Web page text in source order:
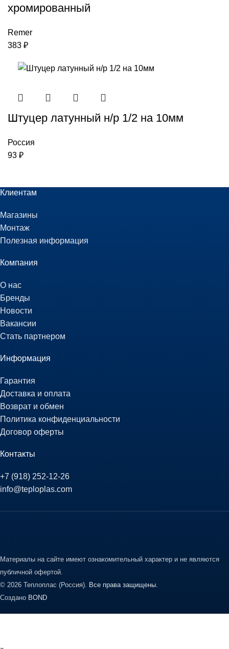
хромированный
Remer
383 ₽
Штуцер латунный н/р 1/2 на 10мм
Россия
93 ₽
Клиентам
Магазины
Монтаж
Полезная информация
Компания
О нас
Бренды
Новости
Вакансии
Стать партнером
Информация
Гарантия
Доставка и оплата
Возврат и обмен
Политика конфиденциальности
Договор оферты
Контакты
+7 (918) 252-12-26
info@teploplas.com
Материалы на сайте имеют ознакомительный характер и не являются
публичной офертой.
© 2026 Теплоплас (Россия). Все права защищены.
Создано BOND